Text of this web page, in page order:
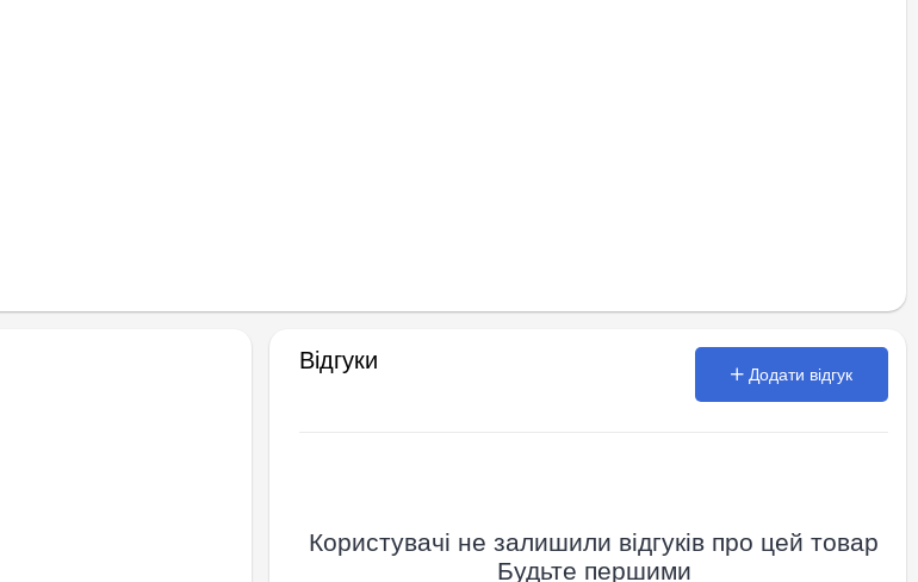
Відгуки
Додати відгук
Користувачі не залишили відгуків про цей товар
Будьте першими